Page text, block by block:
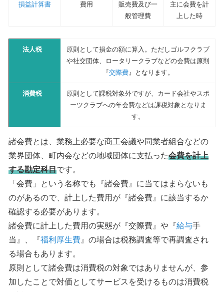
損益計算書 費用
販売費及び一
般管理費
主に会費を計
上した時
法人税
原則として損金の額に算入。ただしゴルフクラブ
や社交団体、ロータリークラブなどの会費は原則
『交際費』となります。
消費税
原則として課税対象外ですが、カード会社やスポ
ーツクラブへの年会費などは課税対象となりま
す。
諸会費とは、業務上必要な商工会議や同業者組合などの
業界団体、町内会などの地域団体に支払った会費を計上
する勘定科目です。
「会費」という名称でも『諸会費』に当てはまらないも
のがあるので、計上した費用が『諸会費』に該当するか
確認する必要があります。
諸会費に計上した費用の実態が『交際費』や『 給与手
当』、『 福利厚生費』の場合は税務調査等で再調査され
る場合もあります。
原則として諸会費は消費税の対象ではありませんが、参
加したことで対価としてサービスを受けるものは消費税